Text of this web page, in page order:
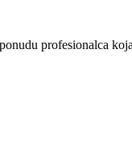
profesionalca